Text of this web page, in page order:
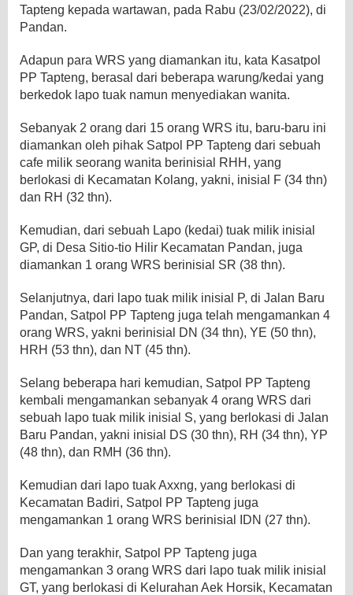
Tapteng kepada wartawan, pada Rabu (23/02/2022), di
Pandan.
Adapun para WRS yang diamankan itu, kata Kasatpol
PP Tapteng, berasal dari beberapa warung/kedai yang
berkedok lapo tuak namun menyediakan wanita.
Sebanyak 2 orang dari 15 orang WRS itu, baru-baru ini
diamankan oleh pihak Satpol PP Tapteng dari sebuah
cafe milik seorang wanita berinisial RHH, yang
berlokasi di Kecamatan Kolang, yakni, inisial F (34 thn)
dan RH (32 thn).
Kemudian, dari sebuah Lapo (kedai) tuak milik inisial
GP, di Desa Sitio-tio Hilir Kecamatan Pandan, juga
diamankan 1 orang WRS berinisial SR (38 thn).
Selanjutnya, dari lapo tuak milik inisial P, di Jalan Baru
Pandan, Satpol PP Tapteng juga telah mengamankan 4
orang WRS, yakni berinisial DN (34 thn), YE (50 thn),
HRH (53 thn), dan NT (45 thn).
Selang beberapa hari kemudian, Satpol PP Tapteng
kembali mengamankan sebanyak 4 orang WRS dari
sebuah lapo tuak milik inisial S, yang berlokasi di Jalan
Baru Pandan, yakni inisial DS (30 thn), RH (34 thn), YP
(48 thn), dan RMH (36 thn).
Kemudian dari lapo tuak Axxng, yang berlokasi di
Kecamatan Badiri, Satpol PP Tapteng juga
mengamankan 1 orang WRS berinisial IDN (27 thn).
Dan yang terakhir, Satpol PP Tapteng juga
mengamankan 3 orang WRS dari lapo tuak milik inisial
GT, yang berlokasi di Kelurahan Aek Horsik, Kecamatan